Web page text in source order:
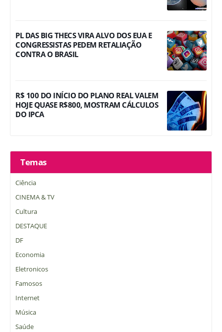
PL DAS BIG THECS VIRA ALVO DOS EUA E
CONGRESSISTAS PEDEM RETALIAÇÃO
CONTRA O BRASIL
R$ 100 DO INÍCIO DO PLANO REAL VALEM
HOJE QUASE R$800, MOSTRAM CÁLCULOS
DO IPCA
Temas
Ciência
CINEMA & TV
Cultura
DESTAQUE
DF
Economia
Eletronicos
Famosos
Internet
Música
Saúde